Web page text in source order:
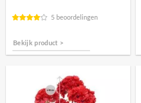
5 beoordelingen
Bekijk product >